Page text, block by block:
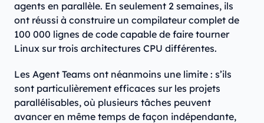
agents en parallèle. En seulement 2 semaines, ils
ont réussi à construire un compilateur complet de
100 000 lignes de code capable de faire tourner
Linux sur trois architectures CPU différentes.
Les Agent Teams ont néanmoins une limite : s’ils
sont particulièrement efficaces sur les projets
parallélisables, où plusieurs tâches peuvent
avancer en même temps de façon indépendante,